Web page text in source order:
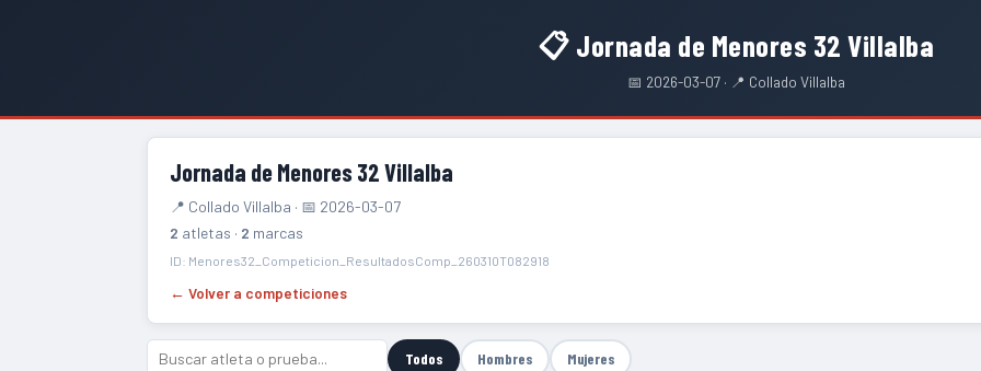
📋 Jornada de Menores 32 Villalba
📅 2026-03-07 · 📍 Collado Villalba
Jornada de Menores 32 Villalba
📍 Collado Villalba · 📅 2026-03-07
2 atletas · 2 marcas
ID: Menores32_Competicion_ResultadosComp_260310T082918
← Volver a competiciones
Todos Hombres Mujeres